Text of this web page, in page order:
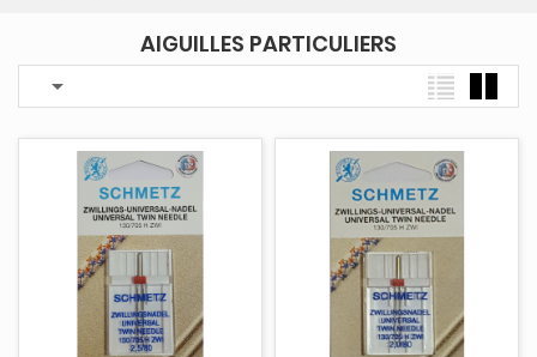
AIGUILLES PARTICULIERS
